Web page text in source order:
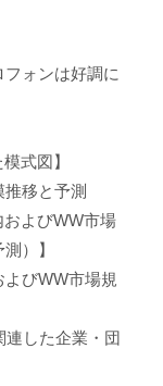
ォンは好調に
式図】
移と予測
およびWW市場
）】
よびWW市場規
連した企業・団